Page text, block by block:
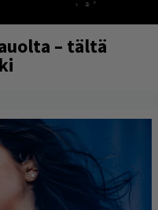
– tältä